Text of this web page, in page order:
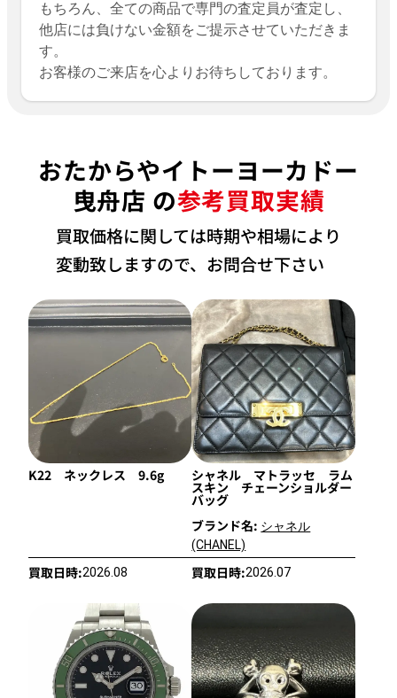
もちろん、全ての商品で専門の査定員が査定し、
他店には負けない金額をご提示させていただきま
す。
お客様のご来店を心よりお待ちしております。
おたからやイトーヨーカドー
曳舟店 の参考買取実績
買取価格に関しては時期や相場により
変動致しますので、お問合せ下さい
K22 ネックレス 9.6g
買取日時:2026.08
シャネル マトラッセ ラム
スキン チェーンショルダー
バッグ
ブランド名: シャネル
(CHANEL)
買取日時:2026.07